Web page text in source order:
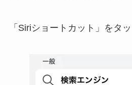
「Siriショートカット」をタッ